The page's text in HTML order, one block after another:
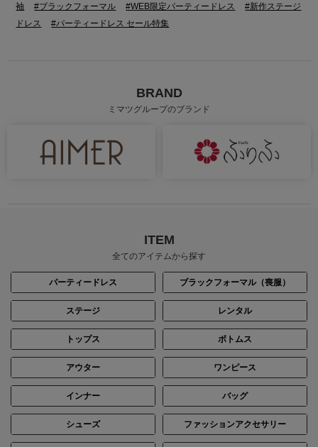
袖
#ブラックフォーマル #WEB限定パーティードレス
#新作ステージ
ドレス
#パーティードレス セール特集
BRAND
ミマツグループのブランド
ITEM
全てのアイテムから探す
パーティードレス ブラックフォーマル（喪服）
ステージ レンタル
トップス ボトムス
アウター ワンピース
インナー バッグ
シューズ ファッションアクセサリー